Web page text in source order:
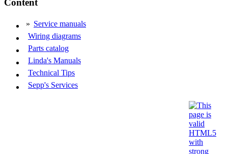
Content
» Service manuals
Wiring diagrams
Parts catalog
Linda's Manuals
Technical Tips
Sepp's Services